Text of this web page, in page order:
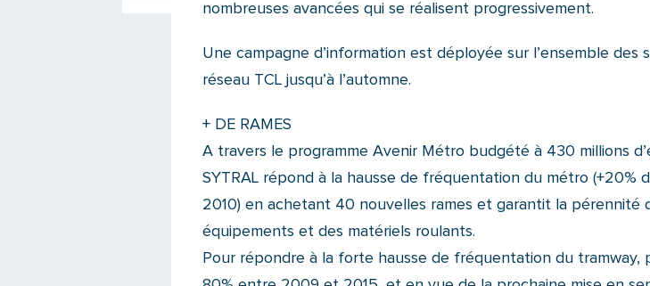
nombreuses avancées qui se réalisent progressivement.
Une campagne d’information est déployée sur l’ensemble des
réseau TCL jusqu’à l’automne.
+ DE RAMES
A travers le programme Avenir Métro budgété à 430 millions
SYTRAL répond à la hausse de fréquentation du métro (+20%
2010) en achetant 40 nouvelles rames et garantit la pérennité
équipements et des matériels roulants.
Pour répondre à la forte hausse de fréquentation du tramway,